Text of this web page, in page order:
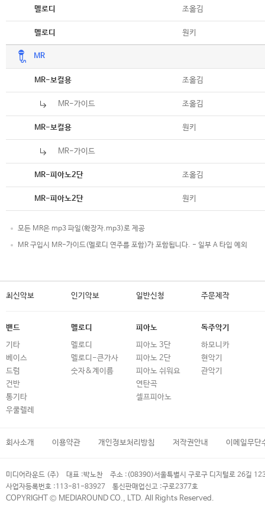
멜로디 조옮김
멜로디 원키
MR
MR-보컬용 조옮김
MR-가이드 조옮김
MR-보컬용 원키
MR-가이드
MR-피아노2단 조옮김
MR-피아노2단 원키
모든 MR은 mp3 파일(확장자.mp3)로 제공
MR 구입시 MR-가이드(멜로디 연주를 포함)가 포함됩니다. - 일부 A 타입 예외
최신악보 인기악보 일반신청 주문제작
밴드
기타
베이스
드럼
건반
통기타
우쿨렐레
멜로디
멜로디
멜로디-큰가사
숫자&계이름
피아노
피아노 3단
피아노 2단
피아노 쉬워요
연탄곡
셀프피아노
독주악기
하모니카
현악기
관악기
회사소개 이용약관 개인정보처리방침 저작권안내 이메일무단
미디어라운드 (주) 대표 :박노찬 주소 : (08390)서울특별시 구로구 디지털로 26길
사업자등록번호 :113-81-83927 통신판매업신고 :구로2377호
COPYRIGHT © MEDIAROUND CO., LTD. All Rights Reserved.